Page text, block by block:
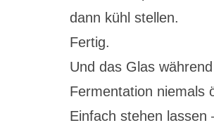
dann kühl stellen.
Fertig.
Und das Glas
Fermentation niemals
Einfach stehen lassen